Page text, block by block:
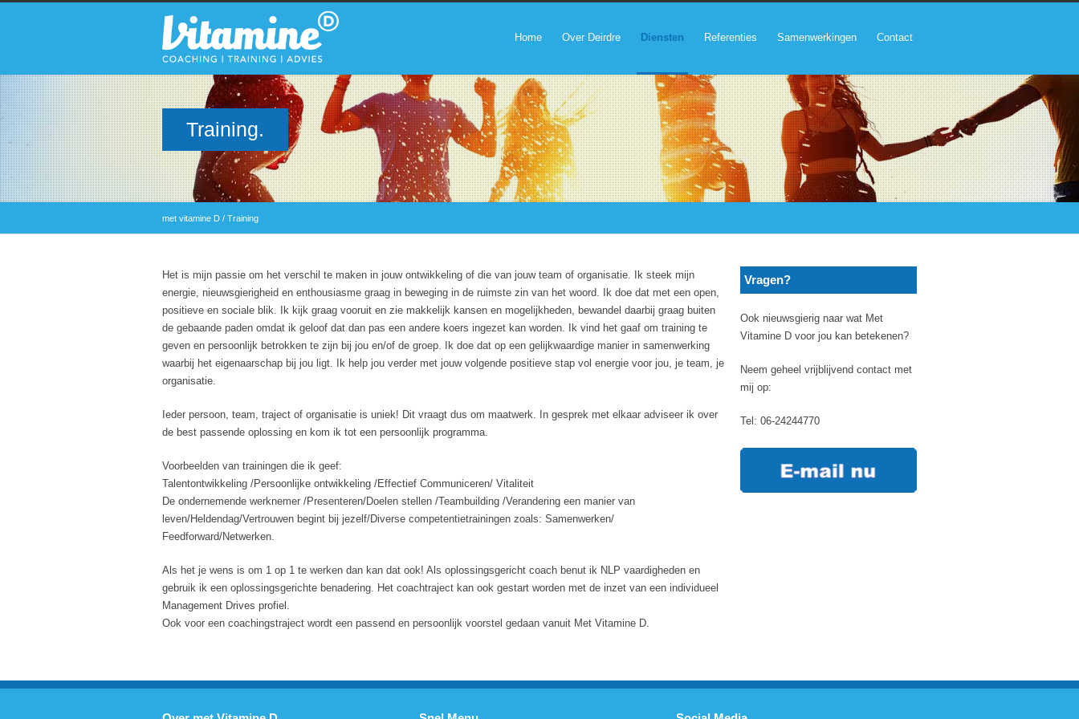
Home Over Deirdre Diensten Referenties Samenwerkingen Contact
Training.
met vitamine D / Training
Het is mijn passie om het verschil te maken in jouw ontwikkeling of die van jouw team of organisatie. Ik steek mijn
energie, nieuwsgierigheid en enthousiasme graag in beweging in de ruimste zin van het woord. Ik doe dat met een open,
positieve en sociale blik. Ik kijk graag vooruit en zie makkelijk kansen en mogelijkheden, bewandel daarbij graag buiten
de gebaande paden omdat ik geloof dat dan pas een andere koers ingezet kan worden. Ik vind het gaaf om training te
geven en persoonlijk betrokken te zijn bij jou en/of de groep. Ik doe dat op een gelijkwaardige manier in samenwerking
waarbij het eigenaarschap bij jou ligt. Ik help jou verder met jouw volgende positieve stap vol energie voor jou, je team, je
organisatie.
Ieder persoon, team, traject of organisatie is uniek! Dit vraagt dus om maatwerk. In gesprek met elkaar adviseer ik over
de best passende oplossing en kom ik tot een persoonlijk programma.
Voorbeelden van trainingen die ik geef:
Talentontwikkeling /Persoonlijke ontwikkeling /Effectief Communiceren/ Vitaliteit
De ondernemende werknemer /Presenteren/Doelen stellen /Teambuilding /Verandering een manier van
leven/Heldendag/Vertrouwen begint bij jezelf/Diverse competentietrainingen zoals: Samenwerken/
Feedforward/Netwerken.
Als het je wens is om 1 op 1 te werken dan kan dat ook! Als oplossingsgericht coach benut ik NLP vaardigheden en
gebruik ik een oplossingsgerichte benadering. Het coachtraject kan ook gestart worden met de inzet van een individueel
Management Drives profiel.
Ook voor een coachingstraject wordt een passend en persoonlijk voorstel gedaan vanuit Met Vitamine D.
Vragen?
Ook nieuwsgierig naar wat Met
Vitamine D voor jou kan betekenen?
Neem geheel vrijblijvend contact met
mij op:
Tel: 06-24244770